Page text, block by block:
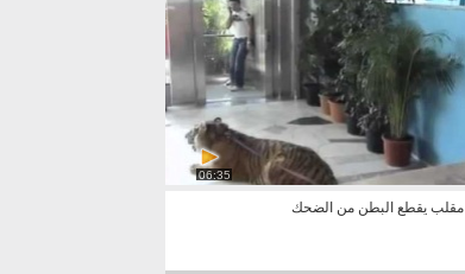
06:35
مقلب يقطع البطن من الضحك